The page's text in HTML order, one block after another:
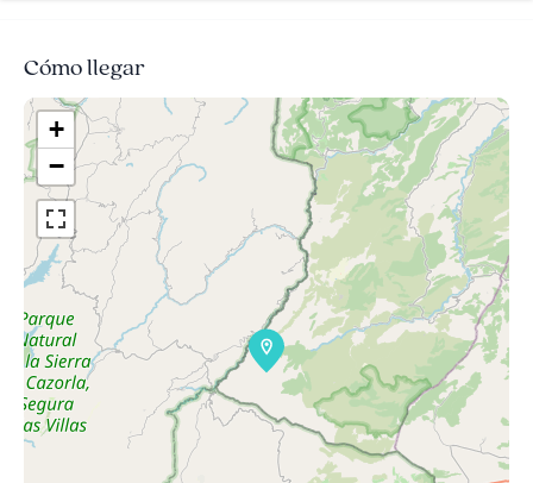
Cómo llegar
+
−